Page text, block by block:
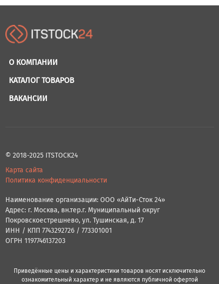
О КОМПАНИИ
КАТАЛОГ ТОВАРОВ
ВАКАНСИИ
© 2018-2025 ITSTOCK24
Карта сайта
Политика конфиденциальности
Наименование организации: ООО «АйТи-Сток 24»
Адрес: г. Москва, вн.тер.г. Муниципальный округ
Покровскоестрешнево, ул. Тушинская, д. 17
ИНН / КПП 7743292726 / 773301001
ОГРН 1197746137203
Приведённые цены и характеристики товаров носят исключительно
ознакомительный характер и не являются публичной офертой